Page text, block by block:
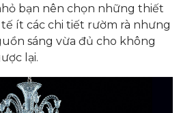
bạn nên chọn những thiết
ít các chi tiết rườm rà nhưng
sáng vừa đủ cho không
lại.